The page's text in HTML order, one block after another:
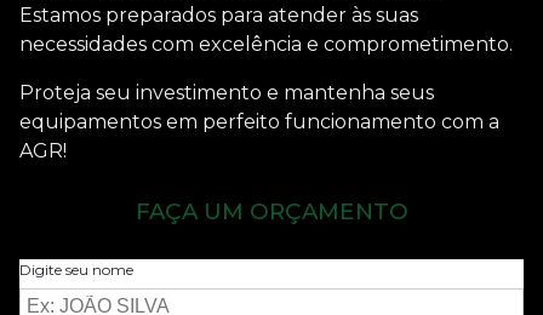
Estamos preparados para atender às suas
necessidades com excelência e comprometimento.
Proteja seu investimento e mantenha seus
equipamentos em perfeito funcionamento com a
AGR!
FAÇA UM ORÇAMENTO
Digite seu nome